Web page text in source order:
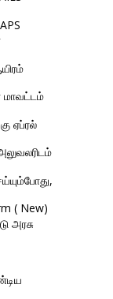
மாவட்டம்
ஏப்ரல்
( New)
அரசு